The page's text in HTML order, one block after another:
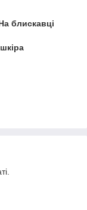
блискавці